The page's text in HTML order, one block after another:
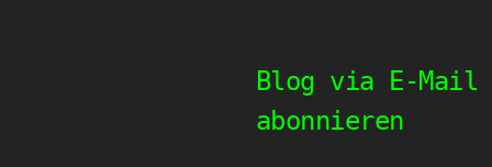
Blog via E-Mail
abonnieren